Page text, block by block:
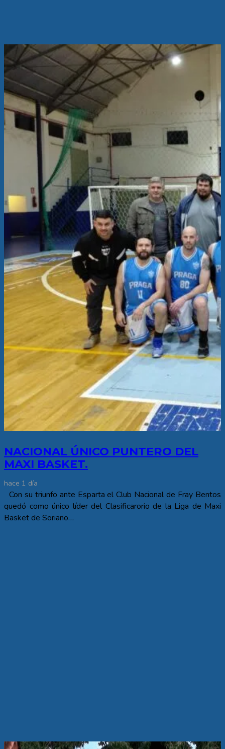
NACIONAL ÚNICO PUNTERO DEL
MAXI BASKET.
hace 1 día
Con su triunfo ante Esparta el Club Nacional de Fray Bentos
quedó como único líder del Clasificarorio de la Liga de Maxi
Basket de Soriano…